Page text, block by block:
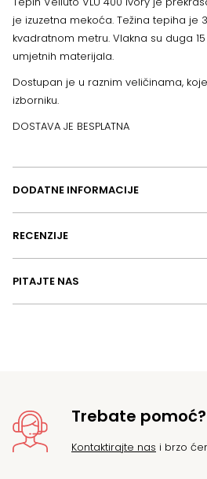
je izuzetna mekoća. Težina tepiha je
kvadratnom metru. Vlakna su duga
umjetnih materijala.
Dostupan je u raznim veličinama,
izborniku.
DOSTAVA JE BESPLATNA
DODATNE INFORMACIJE
RECENZIJE
PITAJTE NAS
Trebate pomoć?
Kontaktirajte nas i brzo